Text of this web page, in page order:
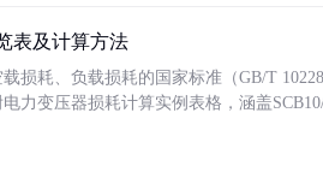
表及计算方法
损耗、负载损耗的国家标准（GB/T
力变压器损耗计算实例表格，涵盖